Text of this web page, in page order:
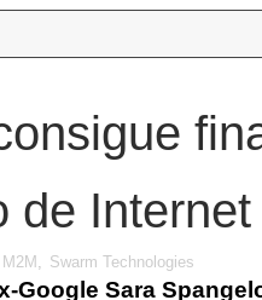
de
M2M , Swarm Technologies
Google Sara